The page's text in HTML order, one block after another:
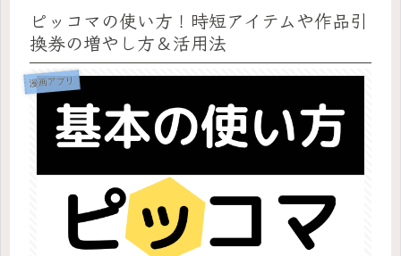
ピッコマの使い方！時短アイテムや作品引
換券の増やし方＆活用法
漫画アプリ